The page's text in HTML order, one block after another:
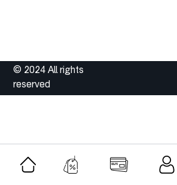
© 2024 All rights
reserved